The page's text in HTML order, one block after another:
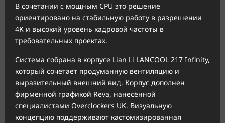
В сочетании с мощным CPU это решение
ориентировано на стабильную работу в разрешении
4K и высокий уровень кадровой частоты в
требовательных проектах.
Система собрана в корпусе Lian Li LANCOOL 217 Infinity,
который сочетает продуманную вентиляцию и
выразительный внешний вид. Корпус дополнен
фирменной графикой Reva, нанесённой
специалистами Overclockers UK. Визуальную
концепцию поддерживают кастомизированная